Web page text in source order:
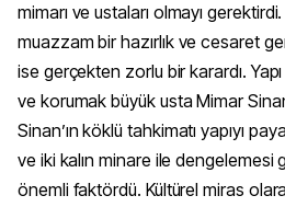
mimarı ve ustaları olmayı
muazzam bir hazırlık ve cesaret
ise gerçekten zorlu bir karardı.
ve korumak büyük usta Mimar
Sinan’ın köklü tahkimatı yapıyı
ve iki kalın minare ile dengelemesi
önemli faktördü. Kültürel miras